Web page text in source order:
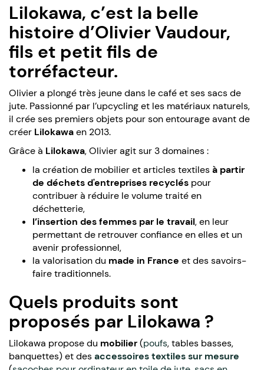
Lilokawa, c’est la belle
histoire d’Olivier Vaudour,
fils et petit fils de
torréfacteur.
Olivier a plongé très jeune dans le café et ses sacs de
jute. Passionné par l’upcycling et les matériaux naturels,
il crée ses premiers objets pour son entourage avant de
créer Lilokawaen 2013.
Grâce à Lilokawa, Olivier agit sur 3 domaines :
la création de mobilier et articles textilesà partir
de déchets d'entreprises recyclés pour
contribuer à réduire le volume traité en
déchetterie,
l’insertion des femmes par le travail, en leur
permettant de retrouver confiance en elles et un
avenir professionnel,
la valorisation du made in France et des savoirs-
faire traditionnels.
Quels produits sont
proposés par Lilokawa ?
Lilokawa propose du mobilier(poufs, tables basses,
banquettes) et desaccessoires textiles sur mesure